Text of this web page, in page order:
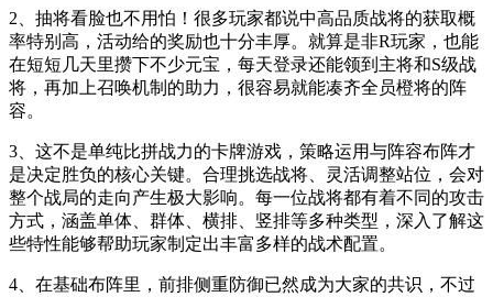
2、抽将看脸也不用怕！很多玩家都说中高品质战将的获取概
率特别高，活动给的奖励也十分丰厚。就算是非R玩家，也能
在短短几天里攒下不少元宝，每天登录还能领到主将和S级战
将，再加上召唤机制的助力，很容易就能凑齐全员橙将的阵
容。
3、这不是单纯比拼战力的卡牌游戏，策略运用与阵容布阵才
是决定胜负的核心关键。合理挑选战将、灵活调整站位，会对
整个战局的走向产生极大影响。每一位战将都有着不同的攻击
方式，涵盖单体、群体、横排、竖排等多种类型，深入了解这
些特性能够帮助玩家制定出丰富多样的战术配置。
4、在基础布阵里，前排侧重防御已然成为大家的共识，不过